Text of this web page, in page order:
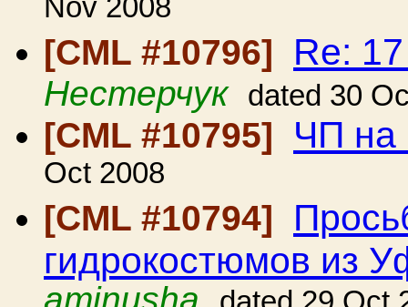
Nov 2008
[CML #10796]
Re:
Нестерчук dated 30
[CML #10795] ЧП на
Oct 2008
[CML #10794]
гидрокостюмов из